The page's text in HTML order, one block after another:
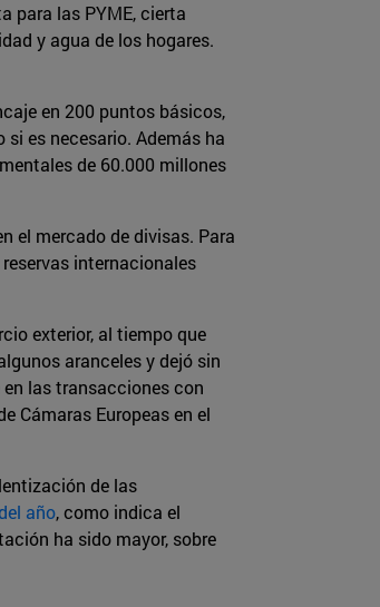
para las PYME, cierta
y agua de los hogares.
en 200 puntos básicos,
es necesario. Además ha
de 60.000 millones
el mercado de divisas. Para
internacionales
exterior, al tiempo que
aranceles y dejó sin
las transacciones con
Cámaras Europeas en el
de las
año, como indica el
ha sido mayor, sobre